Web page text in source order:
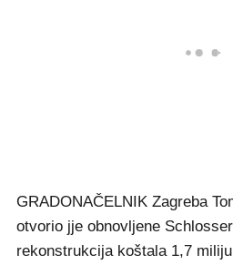
GRADONAČELNIK Zagreba
otvorio jje obnovljene
rekonstrukcija koštala 1,7